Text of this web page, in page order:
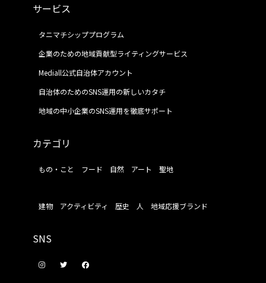
サービス
タニマチシッププログラム
企業のための地域貢献型ライティングサービス
Mediall公式自治体アカウント
自治体のためのSNS運用の新しいカタチ
地域の中小企業のSNS運用を徹底サポート
カテゴリ
もの・こと フード 自然 アート 聖地
建物 アクティビティ 歴史 人 地域応援ブランド
SNS